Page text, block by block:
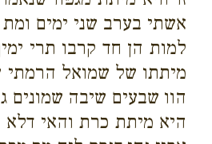
אשתי בערב שני ימים
למות הן חד קרבו תרי
מיתתו של שמואל הרמתי
הוו שבעים שיבה שמונים
היא מיתת כרת והאי